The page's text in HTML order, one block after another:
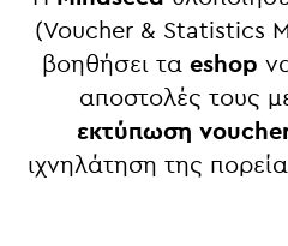
(Voucher & Statistics
βοηθήσει τα eshop
αποστολές τους
εκτύπωση
ιχνηλάτηση της